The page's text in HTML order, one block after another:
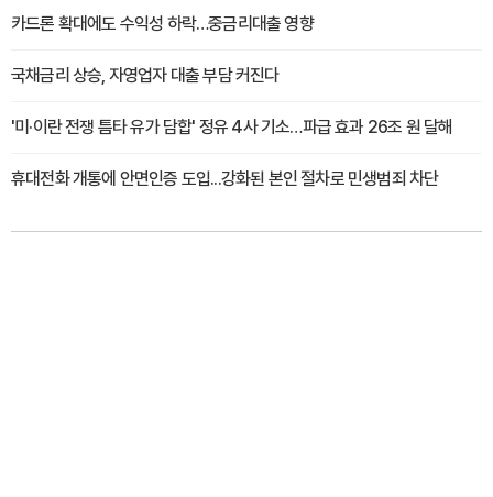
카드론 확대에도 수익성 하락…중금리대출 영향
국채금리 상승, 자영업자 대출 부담 커진다
'미·이란 전쟁 틈타 유가 담합' 정유 4사 기소…파급 효과 26조 원 달해
휴대전화 개통에 안면인증 도입...강화된 본인 절차로 민생범죄 차단